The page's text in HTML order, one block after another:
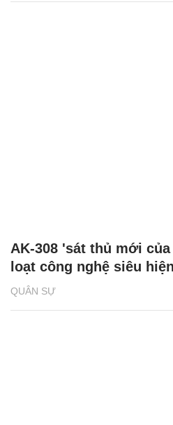
QUÂN SỰ
AK-308 'sát thủ mới
loạt công nghệ siêu